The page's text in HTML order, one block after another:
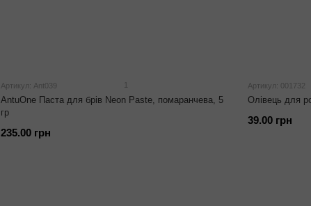
Артикул: Ant039
AntuOne Паста для брів Neon Paste, помаранчева, 5
гр
235.00 грн
Артикул: 001732
Олівець для
39.00 грн